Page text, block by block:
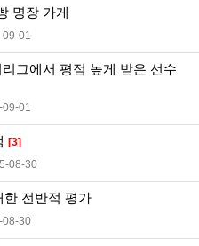
명장 가게
09-01
그에서 평점 높게 받은 선수
09-01
[3]
08-30
한 전반적 평가
08-30